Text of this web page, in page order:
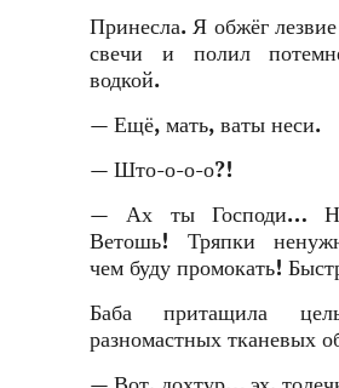
Принесла. Я обжёг
свечи и полил
водкой.
— Ещё, мать, ваты неси.
— Што-о-о-о?!
— Ах ты Господи…
Ветошь! Тряпки
чем буду промокать!
Баба притащила
разномастных тканевых